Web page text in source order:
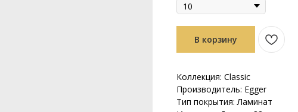
В корзину
Коллекция: Classic
Производитель: Egger
Тип покрытия: Ламинат